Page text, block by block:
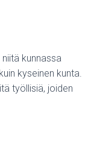
kunnassa
kyseinen kunta.
työllisiä, joiden